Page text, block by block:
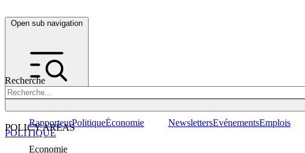
Open sub navigation
Recherche
POLICY AREAS
Economie
RapporteurPolitiqueÉconomie NewslettersEvénementsEmplois
POLITIQUE